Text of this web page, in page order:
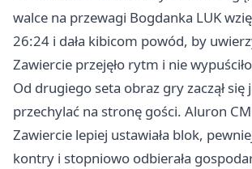
walce na przewagi Bogdanka LUK
26:24 i dała kibicom powód, by
Zawiercie przejęło rytm i nie
Od drugiego seta obraz gry zaczął się
przechylać na stronę gości. Aluron
Zawiercie lepiej ustawiała blok,
kontry i stopniowo odbierała